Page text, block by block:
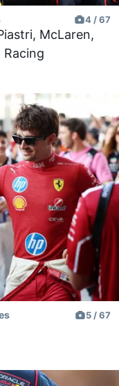
4 / 67
McLaren,
5 / 67